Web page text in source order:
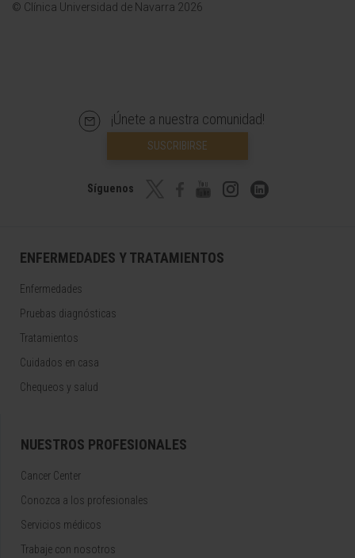
© Clínica Universidad de Navarra 2026
¡Únete a nuestra comunidad!
SUSCRIBIRSE
Síguenos
ENFERMEDADES Y TRATAMIENTOS
Enfermedades
Pruebas diagnósticas
Tratamientos
Cuidados en casa
Chequeos y salud
NUESTROS PROFESIONALES
Cancer Center
Conozca a los profesionales
Servicios médicos
Trabaje con nosotros